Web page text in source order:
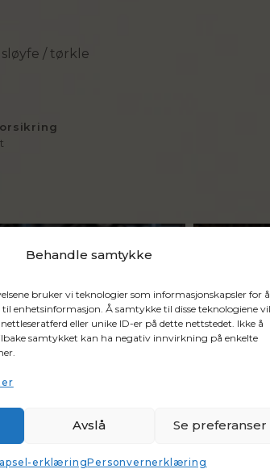
Behandle samtykke
bruker vi teknologier som informasjonskapsler for å
enhetsinformasjon. Å samtykke til disse teknologiene
eller unike ID-er på dette nettstedet. Ikke å
samtykket kan ha negativ innvirkning på enkelte
Avslå Se preferanser
erklæringPersonvernerklæring
/ tørkle